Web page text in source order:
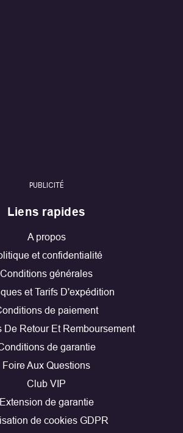
PUBLICITÉ
Liens rapides
A propos
et confidentialité
Conditions générales
et Tarifs D'expédition
de paiement
De Retour Et Remboursement
de garantie
Foire Aux Questions
Club VIP
Extension de garantie
de cookies GDPR